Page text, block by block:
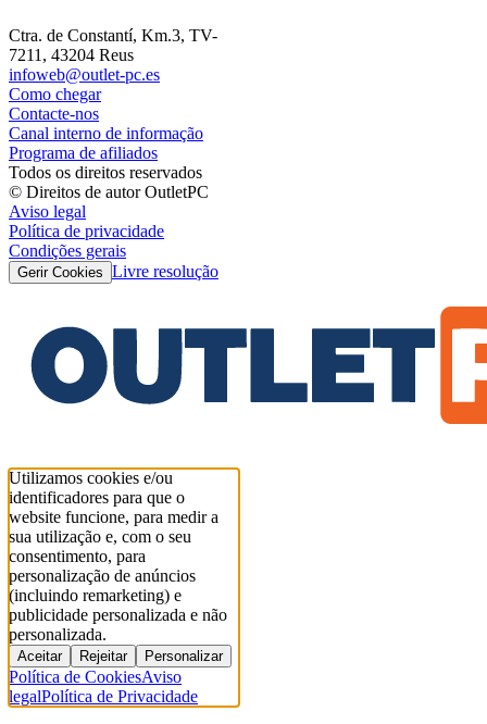
Ctra. de Constantí, Km.3, TV-
7211, 43204 Reus
infoweb@outlet-pc.es
Como chegar
Contacte-nos
Canal interno de informação
Programa de afiliados
Todos os direitos reservados
© Direitos de autor OutletPC
Aviso legal
Política de privacidade
Condições gerais
Gerir Cookies Livre resolução
Utilizamos cookies e/ou
identificadores para que o
website funcione, para medir a
sua utilização e, com o seu
consentimento, para
personalização de anúncios
(incluindo remarketing) e
publicidade personalizada e não
personalizada.
Aceitar Rejeitar Personalizar
Política de CookiesAviso
legalPolítica de Privacidade